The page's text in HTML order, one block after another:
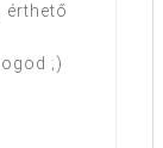
érthető
;)